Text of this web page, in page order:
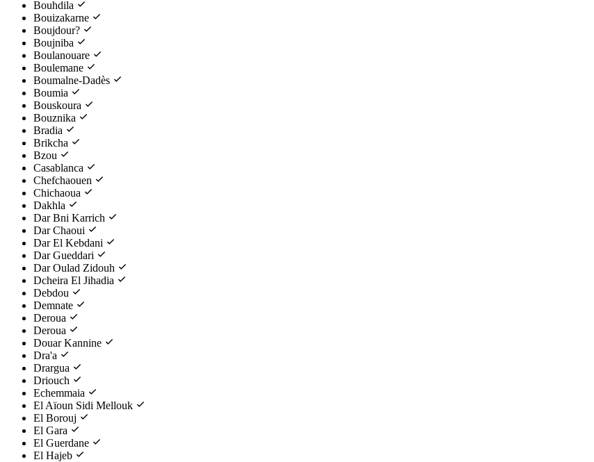
Bouhdila
Bouizakarne
Boujdour?
Boujniba
Boulanouare
Boulemane
Boumalne-Dadès
Boumia
Bouskoura
Bouznika
Bradia
Brikcha
Bzou
Casablanca
Chefchaouen
Chichaoua
Dakhla
Dar Bni Karrich
Dar Chaoui
Dar El Kebdani
Dar Gueddari
Dar Oulad Zidouh
Dcheira El Jihadia
Debdou
Demnate
Deroua
Deroua
Douar Kannine
Dra'a
Drargua
Driouch
Echemmaia
El Aïoun Sidi Mellouk
El Borouj
El Gara
El Guerdane
El Hajeb